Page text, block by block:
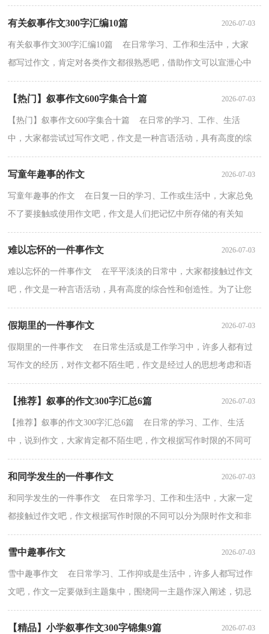
文、大学作文（论文）。那么你有了解过作文吗？以下是小编...
有关叙事作文300字汇编10篇 2026-07-03
有关叙事作文300字汇编10篇 在日常学习、工作和生活中，大家
都写过作文，肯定对各类作文都很熟悉吧，借助作文可以宣泄心中
的情感，调节自己的心情。相信很多朋友都对写作文感到...
【热门】叙事作文600字集合十篇 2026-07-03
【热门】叙事作文600字集合十篇 在日常的学习、工作、生活
中，大家都尝试过写作文吧，作文是一种言语活动，具有高度的综
合性和创造性。相信写作文是一个让许多人都头痛的问题，...
写童年趣事的作文 2026-07-03
写童年趣事的作文 在日复一日的学习、工作或生活中，大家总免
不了要接触或使用作文吧，作文是人们把记忆中所存储的有关知
识、经验和思想用书面形式表达出来的记叙方式。如何...
难以忘怀的一件事作文 2026-07-03
难以忘怀的一件事作文 在平平淡淡的日常中，大家都接触过作文
吧，作文是一种言语活动，具有高度的综合性和创造性。为了让您
在写作文时更加简单方便，以下是小编帮大家整理的难以...
假期里的一件事作文 2026-07-03
假期里的一件事作文 在日常生活或是工作学习中，许多人都有过
写作文的经历，对作文都不陌生吧，作文是经过人的思想考虑和语
言组织，通过文字来表达一个主题意义的记叙方法。还是...
【推荐】叙事的作文300字汇总6篇 2026-07-03
【推荐】叙事的作文300字汇总6篇 在日常的学习、工作、生活
中，说到作文，大家肯定都不陌生吧，作文根据写作时限的不同可
以分为限时作文和非限时作文。你所见过的作文是什么样...
和同学发生的一件事作文 2026-07-03
和同学发生的一件事作文 在日常学习、工作和生活中，大家一定
都接触过作文吧，作文根据写作时限的不同可以分为限时作文和非
限时作文。那么，怎么去写作文呢？以下是小编收集整理...
雪中趣事作文 2026-07-03
雪中趣事作文 在日常学习、工作抑或是生活中，许多人都写过作
文吧，作文一定要做到主题集中，围绕同一主题作深入阐述，切忌
东拉西扯，主题涣散甚至无主题。作文的注意事项有许多，你...
【精品】小学叙事作文300字锦集9篇 2026-07-03